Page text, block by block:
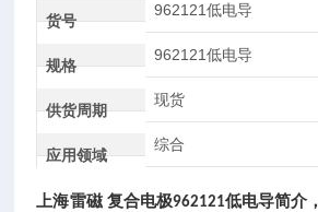
货号
962121低电导
规格
962121低电导
供货周期
现货
应用领域
综合
上海雷磁 复合电极962121低电导简介，